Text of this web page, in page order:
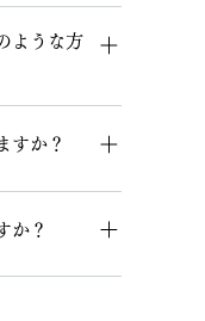
ような方
すか？
実施いたしま
か？